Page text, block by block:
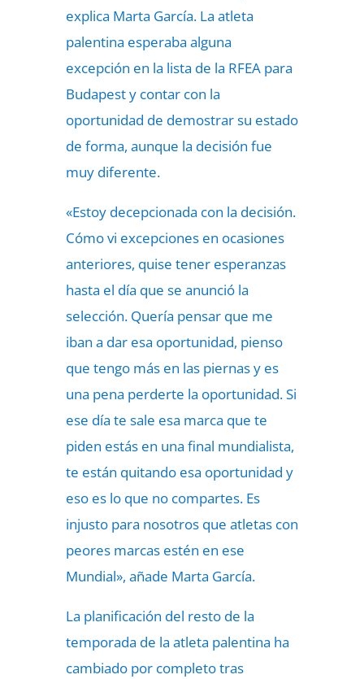
explica Marta García. La atleta
palentina esperaba alguna
excepción en la lista de la RFEA para
Budapest y contar con la
oportunidad de demostrar su estado
de forma, aunque la decisión fue
muy diferente.
«Estoy decepcionada con la decisión.
Cómo vi excepciones en ocasiones
anteriores, quise tener esperanzas
hasta el día que se anunció la
selección. Quería pensar que me
iban a dar esa oportunidad, pienso
que tengo más en las piernas y es
una pena perderte la oportunidad. Si
ese día te sale esa marca que te
piden estás en una final mundialista,
te están quitando esa oportunidad y
eso es lo que no compartes. Es
injusto para nosotros que atletas con
peores marcas estén en ese
Mundial», añade Marta García.
La planificación del resto de la
temporada de la atleta palentina ha
cambiado por completo tras